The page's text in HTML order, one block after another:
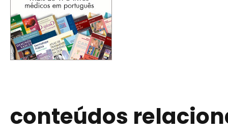
conteúdos